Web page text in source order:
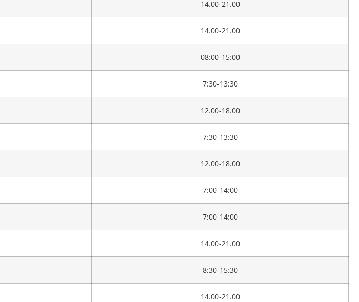
14.00-21.00
14.00-21.00
08:00-15:00
7:30-13:30
12.00-18.00
7:30-13:30
12.00-18.00
7:00-14:00
7:00-14:00
14.00-21.00
8:30-15:30
14.00-21.00